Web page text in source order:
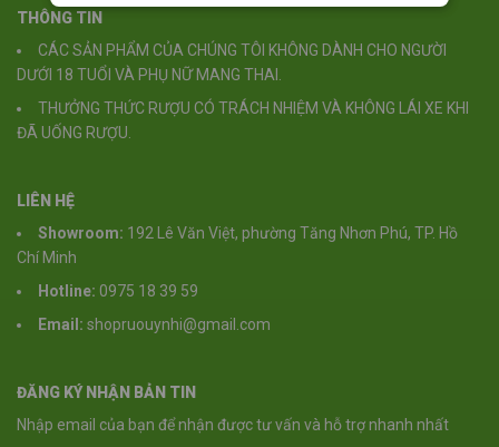
THÔNG TIN
CÁC SẢN PHẨM CỦA CHÚNG TÔI KHÔNG DÀNH CHO NGƯỜI
DƯỚI 18 TUỔI VÀ PHỤ NỮ MANG THAI.
THƯỞNG THỨC RƯỢU CÓ TRÁCH NHIỆM VÀ KHÔNG LÁI XE KHI
ĐÃ UỐNG RƯỢU.
LIÊN HỆ
Showroom: 192 Lê Văn Việt, phường Tăng Nhơn Phú, TP. Hồ
Chí Minh
Hotline: 0975 18 39 59
Email: shopruouynhi@gmail.com
ĐĂNG KÝ NHẬN BẢN TIN
Nhập email của bạn để nhận được tư vấn và hỗ trợ nhanh nhất